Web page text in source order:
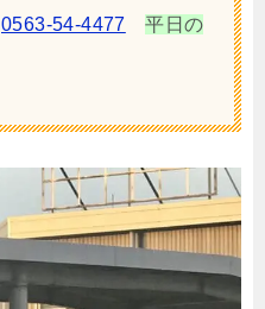
0563-54-4477
平日の